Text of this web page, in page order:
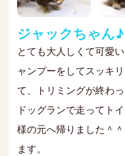
ジャックちゃん♪
とても大人しくて可愛
ャンプーをしてスッキ
て、トリミングが終わ
ドッグランで走ってト
様の元へ帰りました＾
ます。